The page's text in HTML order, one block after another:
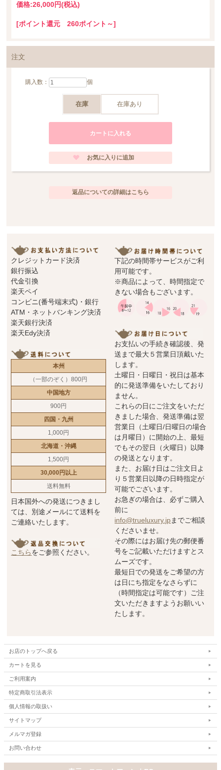
今回は、とても上品で愛らしい
お気に入りのジュエリーを収納したり、
もちろん、飾っておくだけでも
日々の暮らしをやさしく彩ってくれる作品です。
ご自分へのご褒美にはもちろん、
横幅・奥行き：約7.2cm
＊＊＊＊＊＊＊＊＊＊＊＊＊＊＊＊＊＊＊＊＊＊＊＊＊＊＊＊＊＊＊＊＊＊＊
価格:26,000円(税込)
[ポイント還元 260ポイント～]
注文
購入数： 個
在庫 在庫あり
返品についての詳細はこちら
クレジットカード決済
銀行振込
代金引換
楽天ペイ
コンビニ(番号端末式)・銀行
ATM・ネットバンキング決済
楽天銀行決済
楽天Edy決済
本州
（一部のぞく）800円
中国地方
900円
四国・九州
1,000円
北海道・沖縄
1,500円
30,000円以上
送料無料
日本国外への発送につきまし
ては、別途メールにて送料を
ご連絡いたします。
こちらをご参照ください。
下記の時間帯サービスがご利
用可能です。
※商品によって、時間指定で
きない場合もございます。
お支払いの手続き確認後、発
送まで最大５営業日頂戴いた
します。
土曜日・日曜日・祝日は基本
的に発送準備をいたしており
ません。
これらの日にご注文をいただ
きました場合、発送準備は翌
営業日（土曜日/日曜日の場合
は月曜日）に開始の上、最短
でもその翌日（火曜日）以降
の発送となります。
また、お届け日はご注文日よ
り５営業日以降の日時指定が
可能でございます。
お急ぎの場合は、必ずご購入
前に
info@trueluxury.jpまでご相談
くださいませ。
その際にはお届け先の郵便番
号をご記載いただけますとス
ムーズです。
最短日での発送をご希望の方
は日にち指定をなさらずに
（時間指定は可能です）ご注
文いただきますようお願いい
たします。
お店のトップへ戻る
カートを見る
ご利用案内
特定商取引法表示
個人情報の取扱い
サイトマップ
メルマガ登録
お問い合わせ